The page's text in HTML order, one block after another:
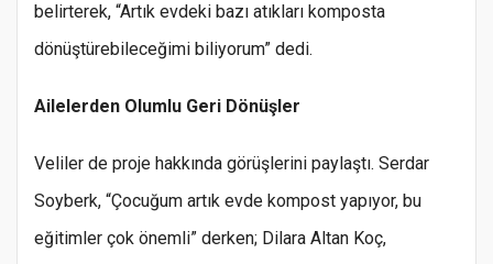
belirterek, “Artık evdeki bazı atıkları komposta
dönüştürebileceğimi biliyorum” dedi.
Ailelerden Olumlu Geri Dönüşler
Veliler de proje hakkında görüşlerini paylaştı. Serdar
Soyberk, “Çocuğum artık evde kompost yapıyor, bu
eğitimler çok önemli” derken; Dilara Altan Koç,